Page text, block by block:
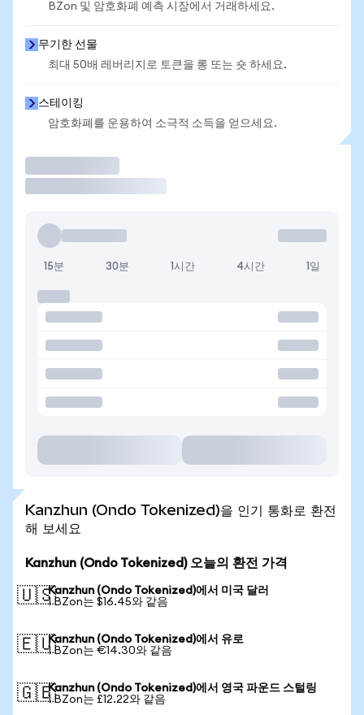
BZon 및 암호화폐 예측 시장에서 거래하세요.
무기한 선물
최대 50배 레버리지로 토큰을 롱 또는 숏 하세요.
스테이킹
암호화폐를 운용하여 소극적 소득을 얻으세요.
15분 30분 1시간 4시간 1일
Kanzhun (Ondo Tokenized)을 인기 통화로 환전
해 보세요
Kanzhun (Ondo Tokenized) 오늘의 환전 가격
🇺🇸Kanzhun (Ondo Tokenized)에서 미국 달러
1 BZon는 $16.45와 같음
🇪🇺Kanzhun (Ondo Tokenized)에서 유로
1 BZon는 €14.30와 같음
🇬🇧Kanzhun (Ondo Tokenized)에서 영국 파운드 스털링
1 BZon는 £12.22와 같음